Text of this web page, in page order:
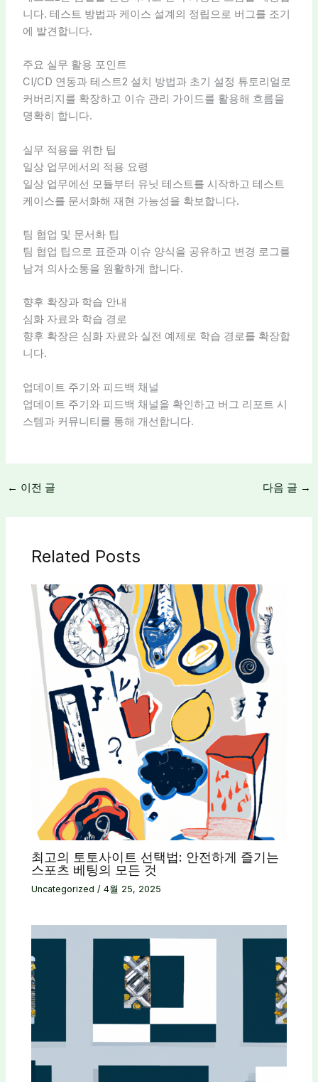
니다. 테스트 방법과 케이스 설계의 정립으로 버그를 조기
에 발견합니다.
주요 실무 활용 포인트
CI/CD 연동과 테스트2 설치 방법과 초기 설정 튜토리얼로
커버리지를 확장하고 이슈 관리 가이드를 활용해 흐름을
명확히 합니다.
실무 적용을 위한 팁
일상 업무에서의 적용 요령
일상 업무에선 모듈부터 유닛 테스트를 시작하고 테스트
케이스를 문서화해 재현 가능성을 확보합니다.
팀 협업 및 문서화 팁
팀 협업 팁으로 표준과 이슈 양식을 공유하고 변경 로그를
남겨 의사소통을 원활하게 합니다.
향후 확장과 학습 안내
심화 자료와 학습 경로
향후 확장은 심화 자료와 실전 예제로 학습 경로를 확장합
니다.
업데이트 주기와 피드백 채널
업데이트 주기와 피드백 채널을 확인하고 버그 리포트 시
스템과 커뮤니티를 통해 개선합니다.
← 이전 글 다음 글 →
Related Posts
최고의 토토사이트 선택법: 안전하게 즐기는
스포츠 베팅의 모든 것
Uncategorized /4월 25, 2025